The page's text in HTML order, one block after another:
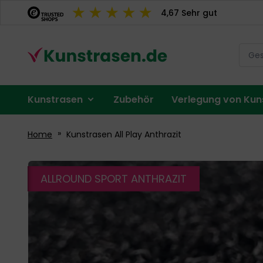
4,67 Sehr gut
Kunstrasen Zubehör Verlegung von
Home
Kunstrasen All Play Anthrazit
Zum
EndeALLROUND SPORT ANTHRAZIT